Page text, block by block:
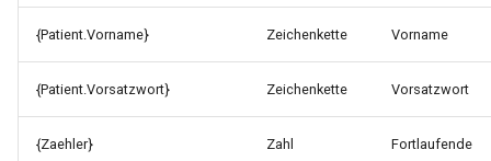
{Patient.Vorname} Zeichenkette Vorname
{Patient.Vorsatzwort} Zeichenkette Vorsatzwort
{Zaehler} Zahl
Fortlaufende